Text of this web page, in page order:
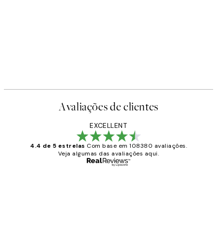
Avaliações de clientes
EXCELLENT
4.4 de 5 estrelas Com base em 108380 avaliações.
Veja algumas das avaliações aqui.